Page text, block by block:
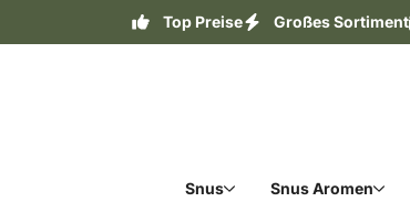
Top Preise Großes Sortiment
Snus Snus Aromen